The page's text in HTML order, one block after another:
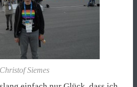
Christof Siemes